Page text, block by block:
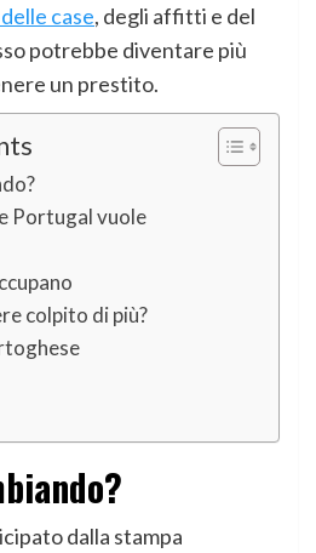
case, degli affitti e del
potrebbe diventare più
un prestito.
Portugal vuole
colpito di più?
dalla stampa